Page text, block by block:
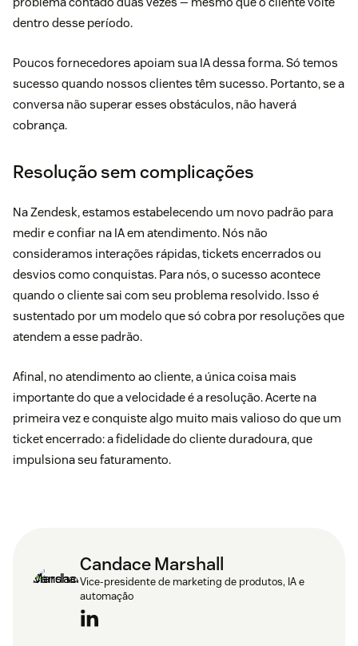
dentro desse período.
Poucos fornecedores apoiam sua IA dessa forma. Só temos
sucesso quando nossos clientes têm sucesso. Portanto, se a
conversa não superar esses obstáculos, não haverá
cobrança.
Resolução sem complicações
Na Zendesk, estamos estabelecendo um novo padrão para
medir e confiar na IA em atendimento. Nós não
consideramos interações rápidas, tickets encerrados ou
desvios como conquistas. Para nós, o sucesso acontece
quando o cliente sai com seu problema resolvido. Isso é
sustentado por um modelo que só cobra por resoluções que
atendem a esse padrão.
Afinal, no atendimento ao cliente, a única coisa mais
importante do que a velocidade é a resolução. Acerte na
primeira vez e conquiste algo muito mais valioso do que um
ticket encerrado: a fidelidade do cliente duradoura, que
impulsiona seu faturamento.
Candace Marshall
Vice-presidente de marketing de produtos, IA e
automação